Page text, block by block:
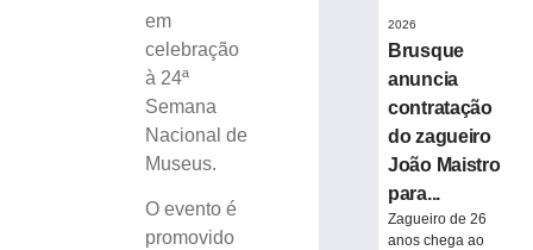
em
celebração
à 24ª
Semana
Nacional de
Museus.
O evento é
promovido
Brusque
agosto
mais
2026
Brusque
anuncia
contratação
do zagueiro
João Maistro
para...
Zagueiro de 26
anos chega ao